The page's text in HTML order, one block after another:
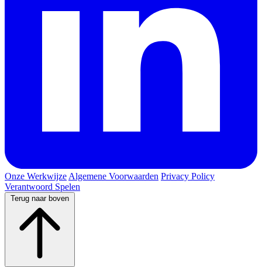
Onze Werkwijze Algemene Voorwaarden Privacy Policy
Verantwoord Spelen
Terug naar boven